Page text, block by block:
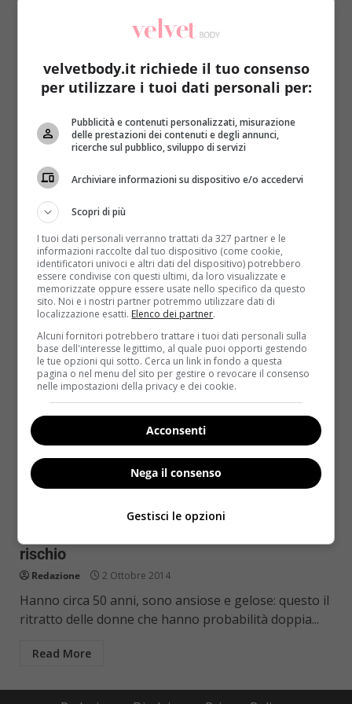
Ventura contro D’Urso e i problemi tra
donne: relazioni difficili per il gentil sesso
Un rapporto tra due donne, soprattutto se
entrambe hanno un carattere forte, è difficile da
portare avanti....
Read More
Notizie
rischio
Redazione 2 Ottobre 2014
Hanno circa 50 anni, sono ansiose e gelose: questo il
ritratto delle donne che hanno probabilità doppia...
Read More
velvetbody.it richiede il tuo consenso
per utilizzare i tuoi dati personali per:
Pubblicità e contenuti personalizzati, misurazione
delle prestazioni dei contenuti e degli annunci,
ricerche sul pubblico, sviluppo di servizi
Archiviare informazioni su dispositivo e/o accedervi
Scopri di più
I tuoi dati personali verranno trattati da 327 partner e le
informazioni raccolte dal tuo dispositivo (come cookie,
identificatori univoci e altri dati del dispositivo) potrebbero
essere condivise con questi ultimi, da loro visualizzate e
memorizzate oppure essere usate nello specifico da questo
sito. Noi e i nostri partner potremmo utilizzare dati di
localizzazione esatti. Elenco dei partner.
Alcuni fornitori potrebbero trattare i tuoi dati personali sulla
base dell'interesse legittimo, al quale puoi opporti gestendo
le tue opzioni qui sotto. Cerca un link in fondo a questa
pagina o nel menu del sito per gestire o revocare il consenso
nelle impostazioni della privacy e dei cookie.
Acconsenti
Nega il consenso
Gestisci le opzioni